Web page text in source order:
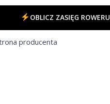
OBLICZ ZASIĘG ROWERU
producenta